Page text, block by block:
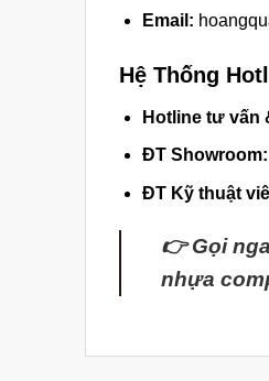
Email:
Hệ Thống
Hotline tư vấn
ĐT Showroom:
ĐT Kỹ thuật
👉 Gọi
nhựa